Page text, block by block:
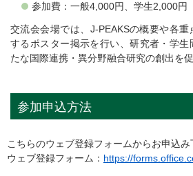
参加費：一般4,000円、学生2,000円
交流会会場では、J-PEAKSの概要や各
するポスター掲示を行い、研究者・学
たな国際連携・異分野融合研究の創出を促
参加申込方法
こちらのウェブ登録フォームからお申込み
ウェブ登録フォーム： https://